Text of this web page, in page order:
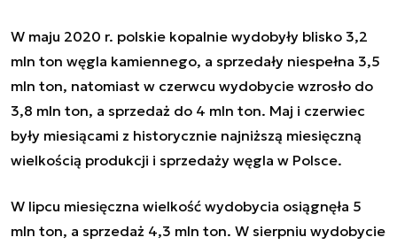
W maju 2020 r. polskie kopalnie wydobyły blisko 3,2
mln ton węgla kamiennego, a sprzedały niespełna 3,5
mln ton, natomiast w czerwcu wydobycie wzrosło do
3,8 mln ton, a sprzedaż do 4 mln ton. Maj i czerwiec
były miesiącami z historycznie najniższą miesięczną
wielkością produkcji i sprzedaży węgla w Polsce.
W lipcu miesięczna wielkość wydobycia osiągnęła 5
mln ton, a sprzedaż 4,3 mln ton. W sierpniu wydobycie